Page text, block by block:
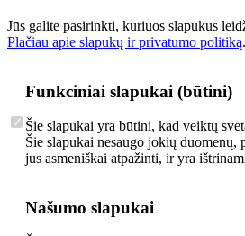
Jūs galite pasirinkti, kuriuos slapukus
Plačiau apie slapukų ir privatumo politiką.
Funkciniai slapukai (būtini)
Šie slapukai yra būtini, kad veiktų
Šie slapukai nesaugo jokių duomenų,
jus asmeniškai atpažinti, ir yra
Našumo slapukai